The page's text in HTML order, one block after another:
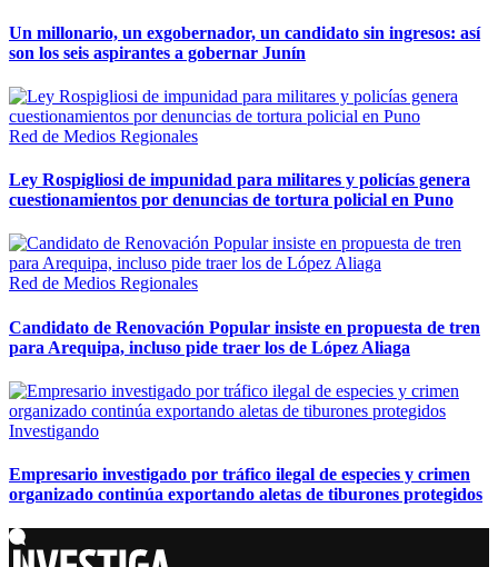
Un millonario, un exgobernador, un candidato sin ingresos: así
son los seis aspirantes a gobernar Junín
Red de Medios Regionales
Ley Rospigliosi de impunidad para militares y policías genera
cuestionamientos por denuncias de tortura policial en Puno
Red de Medios Regionales
Candidato de Renovación Popular insiste en propuesta de tren
para Arequipa, incluso pide traer los de López Aliaga
Investigando
Empresario investigado por tráfico ilegal de especies y crimen
organizado continúa exportando aletas de tiburones protegidos